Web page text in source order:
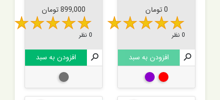
قیمت
0 تومان
0 نظر

افزودن به سبد
قرمز بنفش
قیمت
899,000 تومان
0 نظر

افزودن به سبد
طوسی